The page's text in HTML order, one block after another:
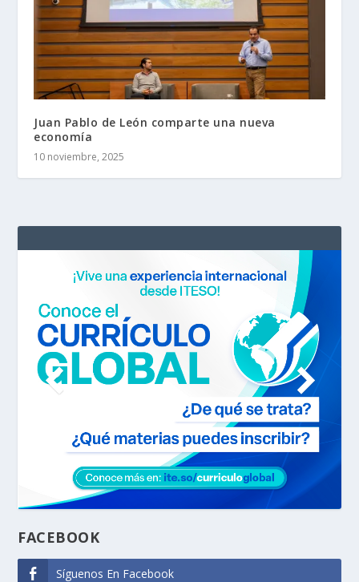
Juan Pablo de León comparte una nueva
economía
10 noviembre, 2025
FACEBOOK
Síguenos En Facebook